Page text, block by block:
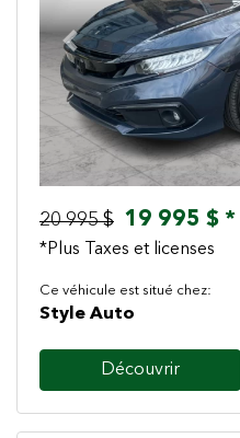
Previous
20 995 $ 19 995 $ *
*Plus Taxes et licenses
Ce véhicule est situé chez:
Style Auto
Découvrir